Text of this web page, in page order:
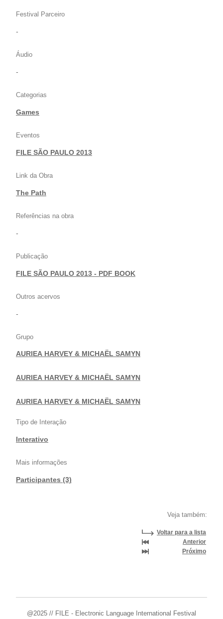
Festival Parceiro
-
Áudio
-
Categorias
Games
Eventos
FILE SÃO PAULO 2013
Link da Obra
The Path
Referências na obra
-
Publicação
FILE SÃO PAULO 2013 - PDF BOOK
Outros acervos
-
Grupo
AURIEA HARVEY & MICHAËL SAMYN
|
AURIEA HARVEY & MICHAËL SAMYN
|
AURIEA HARVEY & MICHAËL SAMYN
Tipo de Interação
Interativo
Mais informações
Participantes (3)
Veja também:
Voltar para a lista
Anterior
Próximo
@2025 // FILE - Electronic Language International Festival